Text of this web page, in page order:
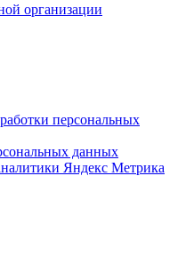
организации
персональных
данных
Яндекс Метрика